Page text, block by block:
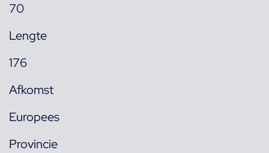
70
Lengte
176
Afkomst
Europees
Provincie